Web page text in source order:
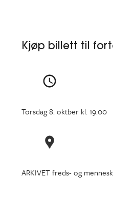
Kjøp billett til
Torsdag 8. oktber kl. 19.00
ARKIVET freds- og